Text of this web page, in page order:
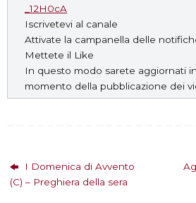
_12H0cA
Iscrivetevi al canale
Attivate la campanella delle
Mettete il Like
In questo modo sarete aggiornati
momento della pubblicazione dei
I Domenica di Avvento
(C) – Preghiera della sera